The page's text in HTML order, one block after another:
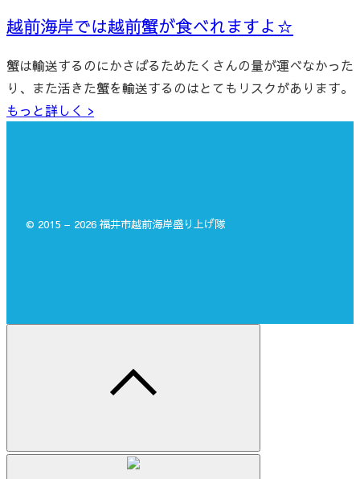
越前海岸では越前蟹が食べれますよ☆
蟹は輸送するのにかさばるためたくさんの量が運べなかった
り、また活きた蟹を輸送するのはとてもリスクがあります。
もっと詳しく >
© 2015 – 2026 福井市越前海岸盛り上げ隊